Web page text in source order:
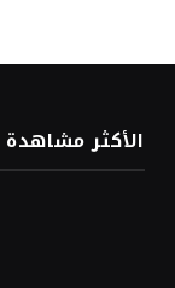
الأكثر مشاهدة